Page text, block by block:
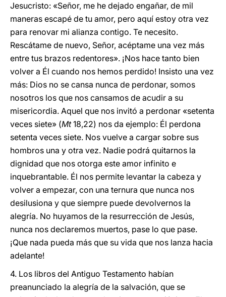
Jesucristo: «Señor, me he dejado engañar, de mil
maneras escapé de tu amor, pero aquí estoy otra vez
para renovar mi alianza contigo. Te necesito.
Rescátame de nuevo, Señor, acéptame una vez más
entre tus brazos redentores». ¡Nos hace tanto bien
volver a Él cuando nos hemos perdido! Insisto una vez
más: Dios no se cansa nunca de perdonar, somos
nosotros los que nos cansamos de acudir a su
misericordia. Aquel que nos invitó a perdonar «setenta
veces siete» (Mt18,22) nos da ejemplo: Él perdona
setenta veces siete. Nos vuelve a cargar sobre sus
hombros una y otra vez. Nadie podrá quitarnos la
dignidad que nos otorga este amor infinito e
inquebrantable. Él nos permite levantar la cabeza y
volver a empezar, con una ternura que nunca nos
desilusiona y que siempre puede devolvernos la
alegría. No huyamos de la resurrección de Jesús,
nunca nos declaremos muertos, pase lo que pase.
¡Que nada pueda más que su vida que nos lanza hacia
adelante!
4. Los libros del Antiguo Testamento habían
preanunciado la alegría de la salvación, que se